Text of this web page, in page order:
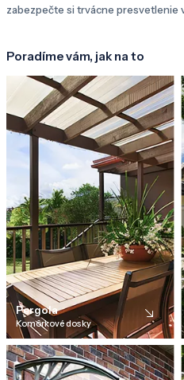
zabezpečte si trvácne presvetlenie
Poradíme vám, jak na to
Pergola
Komôrkové dosky